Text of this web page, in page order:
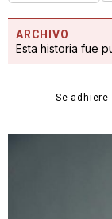
ARCHIVO
Esta historia fue
Se